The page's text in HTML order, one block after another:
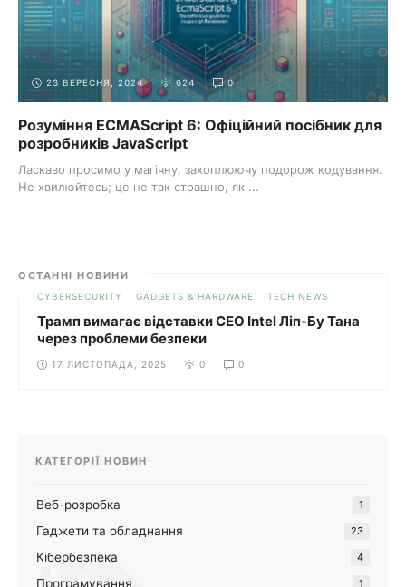
23 ВЕРЕСНЯ, 2024 624 0
Розуміння ECMAScript 6: Офіційний посібник для
розробників JavaScript
Ласкаво просимо у магічну, захоплюючу подорож кодування.
Не хвилюйтесь; це не так страшно, як ...
ОСТАННІ НОВИНИ
CYBERSECURITY GADGETS & HARDWARE TECH NEWS
Трамп вимагає відставки CEO Intel Ліп-Бу Тана
через проблеми безпеки
17 ЛИСТОПАДА, 2025 0 0
КАТЕГОРІЇ НОВИН
Веб-розробка 1
Гаджети та обладнання 23
Кібербезпека 4
Програмування 1